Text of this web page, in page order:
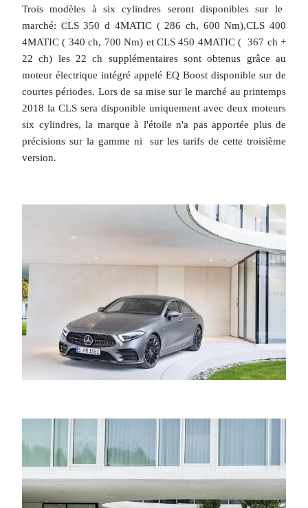
Trois modèles à six cylindres seront disponibles sur le
marché: CLS 350 d 4MATIC ( 286 ch, 600 Nm),CLS 400
4MATIC ( 340 ch, 700 Nm) et CLS 450 4MATIC ( 367 ch +
22 ch) les 22 ch supplémentaires sont obtenus grâce au
moteur électrique intégré appelé EQ Boost disponible sur de
courtes périodes. Lors de sa mise sur le marché au printemps
2018 la CLS sera disponible uniquement avec deux moteurs
six cylindres, la marque à l'étoile n'a pas apportée plus de
précisions sur la gamme ni sur les tarifs de cette troisième
version.